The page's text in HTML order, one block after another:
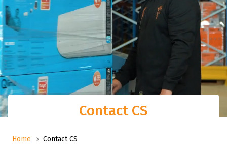
Contact CS
Home Contact CS